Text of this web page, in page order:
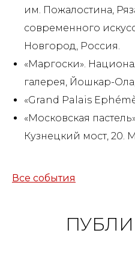
им. Пожалостина,
современного
Новгород, Россия.
«Маргоски».
галерея, Йошкар-
«Grand Palais
«Московская
Кузнецкий мост, 20.
Все события